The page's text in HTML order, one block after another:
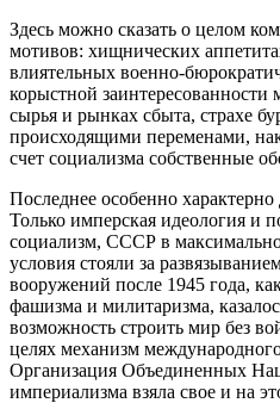
Здесь можно сказать о целом
мотивов: хищнических
влиятельных военно-
корыстной
сырья и рынках сбыта, страхе
происходящими переменами,
счет социализма собственные
Последнее особенно
Только имперская идеология и
социализм, СССР в
условия стояли за
вооружений после 1945 года,
фашизма и милитаризма,
возможность строить мир без
целях механизм
Организация Объединенных
империализма взяла свое и на